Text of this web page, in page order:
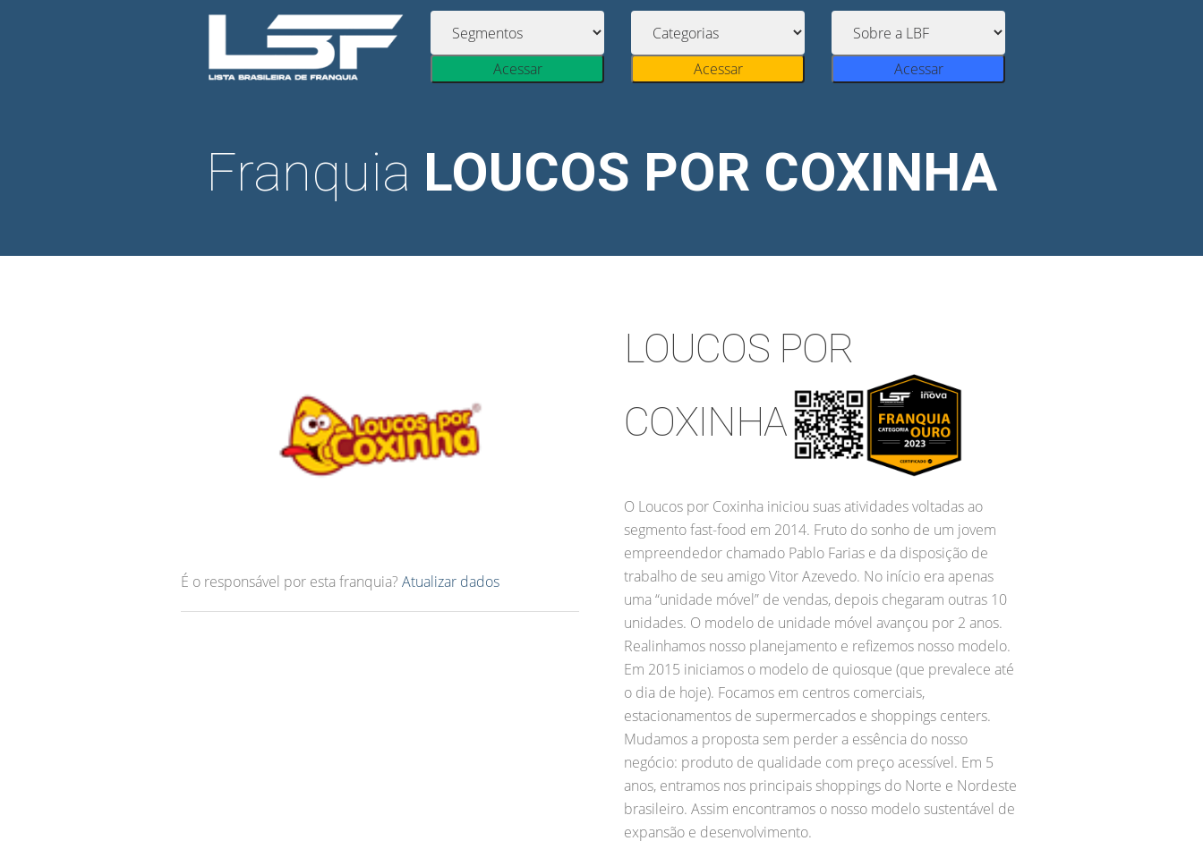
Acessar Acessar Acessar
Franquia LOUCOS POR COXINHA
É o responsável por esta franquia? Atualizar dados
LOUCOS POR
COXINHA
O Loucos por Coxinha iniciou suas atividades voltadas ao
segmento fast-food em 2014. Fruto do sonho de um jovem
empreendedor chamado Pablo Farias e da disposição de
trabalho de seu amigo Vitor Azevedo. No início era apenas
uma “unidade móvel” de vendas, depois chegaram outras 10
unidades. O modelo de unidade móvel avançou por 2 anos.
Realinhamos nosso planejamento e refizemos nosso modelo.
Em 2015 iniciamos o modelo de quiosque (que prevalece até
o dia de hoje). Focamos em centros comerciais,
estacionamentos de supermercados e shoppings centers.
Mudamos a proposta sem perder a essência do nosso
negócio: produto de qualidade com preço acessível. Em 5
anos, entramos nos principais shoppings do Norte e Nordeste
brasileiro. Assim encontramos o nosso modelo sustentável de
expansão e desenvolvimento.